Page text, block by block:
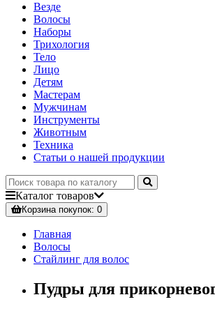
Везде
Волосы
Наборы
Трихология
Тело
Лицо
Детям
Мастерам
Мужчинам
Инструменты
Животным
Техника
Статьи о нашей продукции
Каталог товаров
Корзинапокупок: 0
Главная
Волосы
Стайлинг для волос
Пудры для